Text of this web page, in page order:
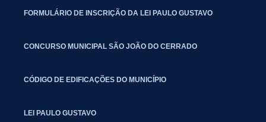
FORMULÁRIO DE INSCRIÇÃO DA LEI PAULO GUSTAVO
CONCURSO MUNICIPAL SÃO JOÃO DO CERRADO
CÓDIGO DE EDIFICAÇÕES DO MUNICÍPIO
LEI PAULO GUSTAVO